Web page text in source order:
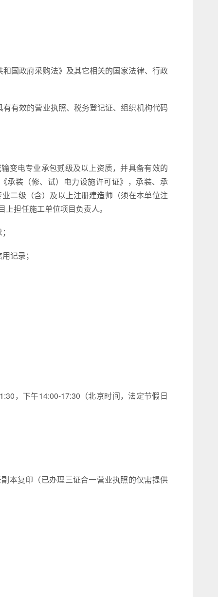
国政府采购法》及其它相关的国家法律、行政
有效的营业执照、税务登记证、组织机构代码
变电专业承包贰级及以上资质，并具备有效的
承装（修、试）电力设施许可证》，承装、承
二级（含）及以上注册建造师（须在本单位注
担任施工单位项目负责人。
记录；
，下午14:00-17:30（北京时间，法定节假日
本复印（已办理三证合一营业执照的仅需提供